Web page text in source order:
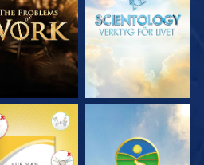
SERIEN
TITTA TITTA